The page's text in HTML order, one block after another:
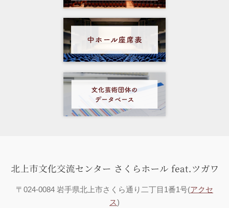
〒024-0084 岩手県北上市さくら通り二丁目1番1号(アクセ
ス)